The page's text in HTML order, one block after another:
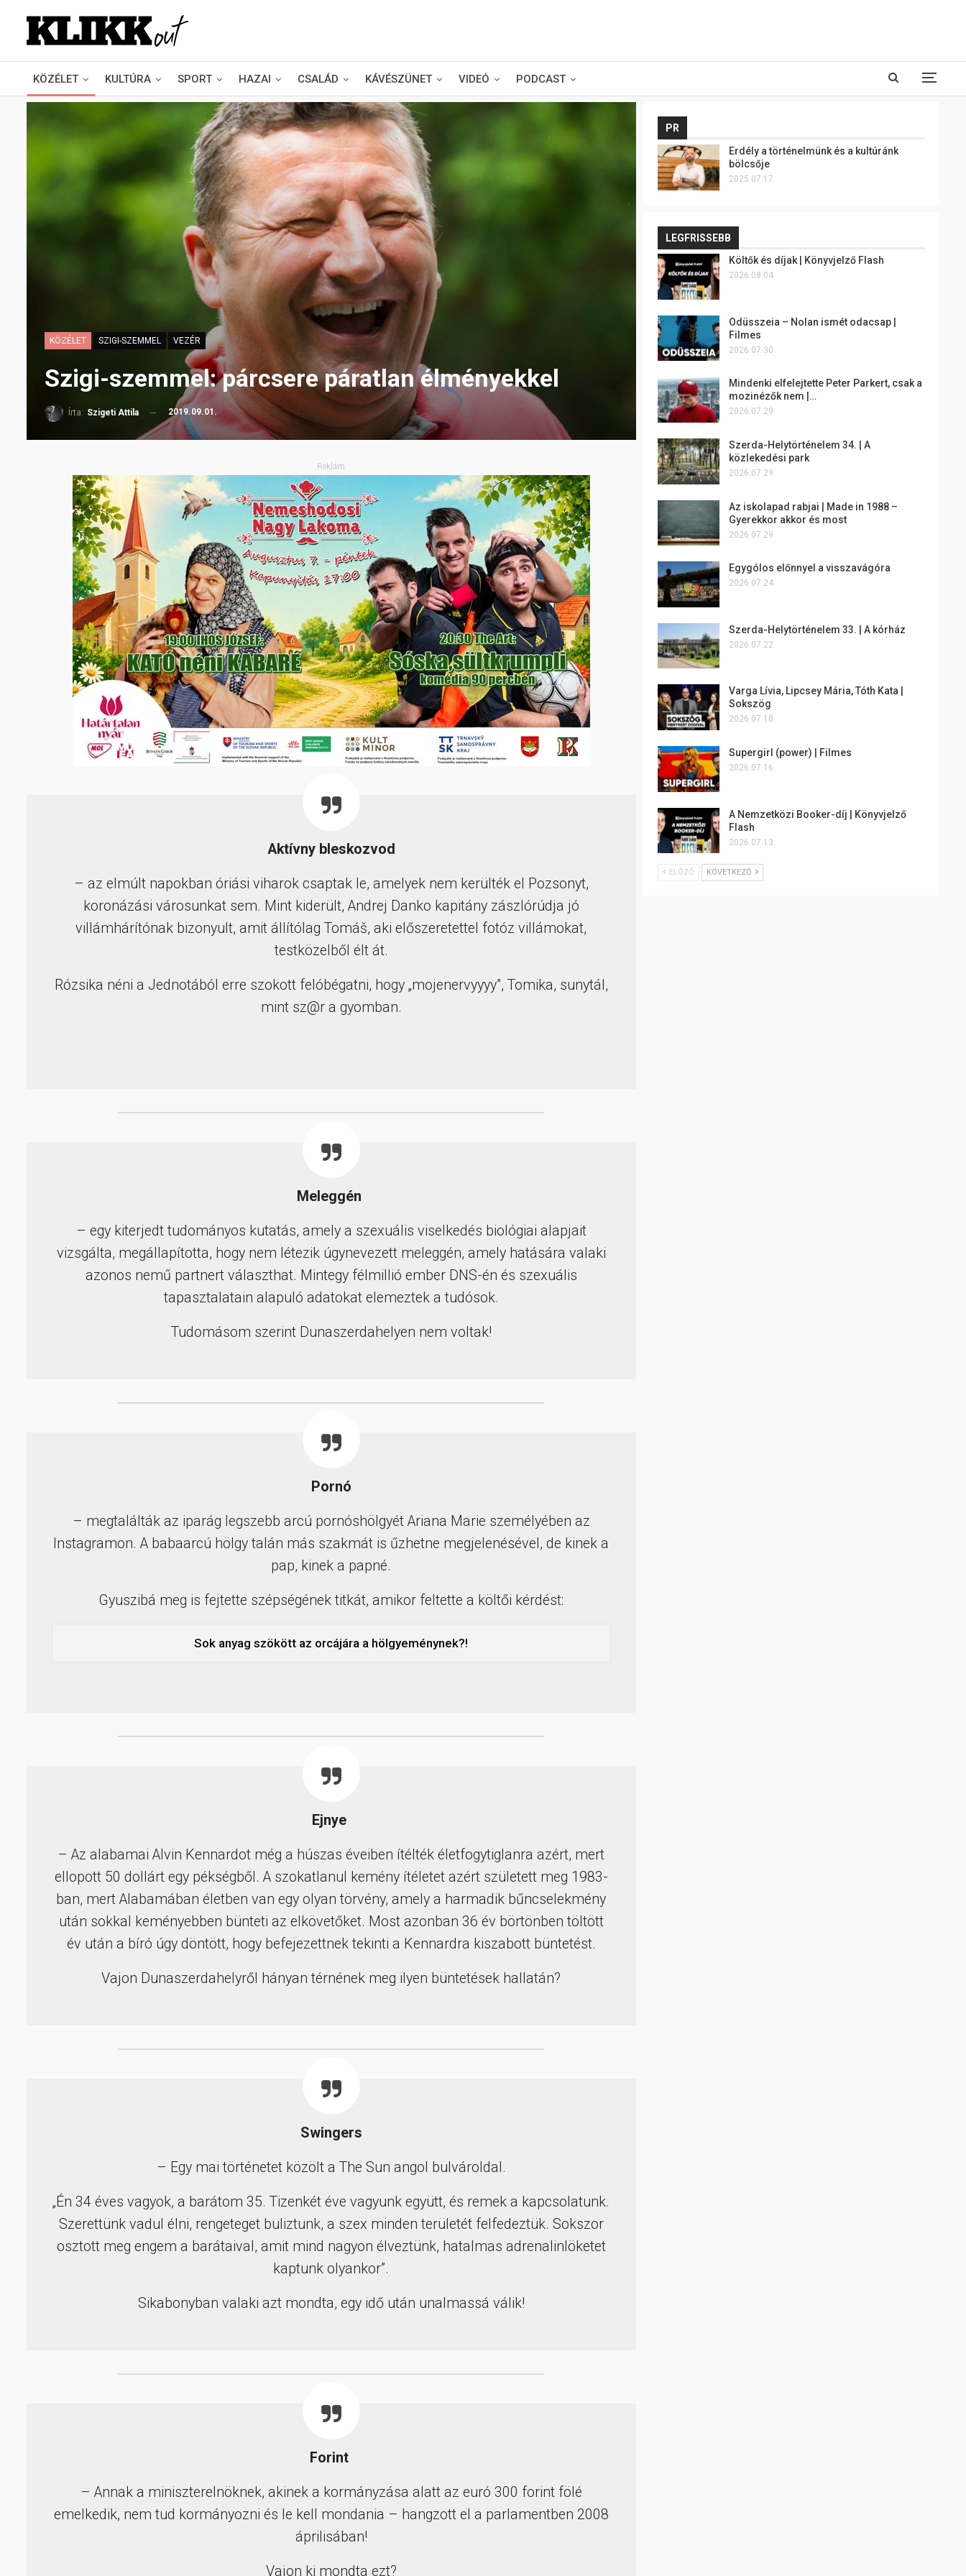
KÖZÉLET KULTÚRA SPORT HAZAI CSALÁD KÁVÉSZÜNET VIDEÓ PODCAST
KÖZÉLET SZIGI-SZEMMEL VEZÉR
Szigi-szemmel: párcsere páratlan élményekkel
Írta: Szigeti Attila 2019.09.01.
Reklám
Aktívny bleskozvod
– az elmúlt napokban óriási viharok csaptak le, amelyek nem kerülték el Pozsonyt,
koronázási városunkat sem. Mint kiderült, Andrej Danko kapitány zászlórúdja jó
villámhárítónak bizonyult, amit állítólag Tomáš, aki előszeretettel fotóz villámokat,
testközelből élt át.
Rózsika néni a Jednotából erre szokott felóbégatni, hogy „mojenervyyyy”, Tomika, sunytál,
mint sz@r a gyomban.
Meleggén
– egy kiterjedt tudományos kutatás, amely a szexuális viselkedés biológiai alapjait
vizsgálta, megállapította, hogy nem létezik úgynevezett meleggén, amely hatására valaki
azonos nemű partnert választhat. Mintegy félmillió ember DNS-én és szexuális
tapasztalatain alapuló adatokat elemeztek a tudósok.
Tudomásom szerint Dunaszerdahelyen nem voltak!
Pornó
– megtalálták az iparág legszebb arcú pornóshölgyét Ariana Marie személyében az
Instagramon. A babaarcú hölgy talán más szakmát is űzhetne megjelenésével, de kinek a
pap, kinek a papné.
Gyuszibá meg is fejtette szépségének titkát, amikor feltette a költői kérdést:
Sok anyag szökött az orcájára a hölgyeménynek?!
Ejnye
– Az alabamai Alvin Kennardot még a húszas éveiben ítélték életfogytiglanra azért, mert
ellopott 50 dollárt egy pékségből. A szokatlanul kemény ítéletet azért született meg 1983-
ban, mert Alabamában életben van egy olyan törvény, amely a harmadik bűncselekmény
után sokkal keményebben bünteti az elkövetőket. Most azonban 36 év börtönben töltött
év után a bíró úgy döntött, hogy befejezettnek tekinti a Kennardra kiszabott büntetést.
Vajon Dunaszerdahelyről hányan térnének meg ilyen büntetések hallatán?
Swingers
– Egy mai történetet közölt a The Sun angol bulvároldal.
„Én 34 éves vagyok, a barátom 35. Tizenkét éve vagyunk együtt, és remek a kapcsolatunk.
Szerettünk vadul élni, rengeteget buliztunk, a szex minden területét felfedeztük. Sokszor
osztott meg engem a barátaival, amit mind nagyon élveztünk, hatalmas adrenalinlöketet
kaptunk olyankor”.
Sikabonyban valaki azt mondta, egy idő után unalmassá válik!
Forint
– Annak a miniszterelnöknek, akinek a kormányzása alatt az euró 300 forint fölé
emelkedik, nem tud kormányozni és le kell mondania – hangzott el a parlamentben 2008
áprilisában!
Vajon ki mondta ezt?
PR
Erdély a történelmünk és a kultúránk
bölcsője
2025.07.17.
LEGFRISSEBB
Költők és díjak | Könyvjelző Flash
2026.08.04.
Odüsszeia – Nolan ismét odacsap |
Filmes
2026.07.30.
Mindenki elfelejtette Peter Parkert, csak a
mozinézők nem |…
2026.07.29.
Szerda-Helytörténelem 34. | A
közlekedési park
2026.07.29.
Az iskolapad rabjai | Made in 1988 –
Gyerekkor akkor és most
2026.07.29.
Egygólos előnnyel a visszavágóra
2026.07.24.
Szerda-Helytörténelem 33. | A kórház
2026.07.22.
Varga Lívia, Lipcsey Mária, Tóth Kata |
Sokszög
2026.07.18.
Supergirl (power) | Filmes
2026.07.16.
A Nemzetközi Booker-díj | Könyvjelző
Flash
2026.07.13.
ELŐZŐ KÖVETKEZŐ